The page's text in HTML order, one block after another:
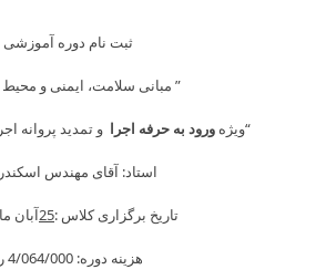
ثبت نام دوره آموزشی
” مبانی سلامت، ایمنی و
“ویژه ورود به حرفه اجرا و تمدید پروانه
استاد: آقای مهندس
تاریخ برگزاری کلاس :25آبان
هزینه دوره: 4/064/000 ريال